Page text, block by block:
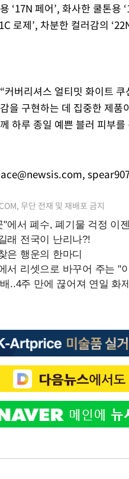
‘17N 페어’, 화사한 쿨톤용
로제’, 차분한 컬러감의
커버리셔스 얼티밋 화이트
을 구현하는 데 집중한 제품
하루 종일 예쁜 블러 피부
ace@newsis.com,
무단 전재 및 재배포 금지